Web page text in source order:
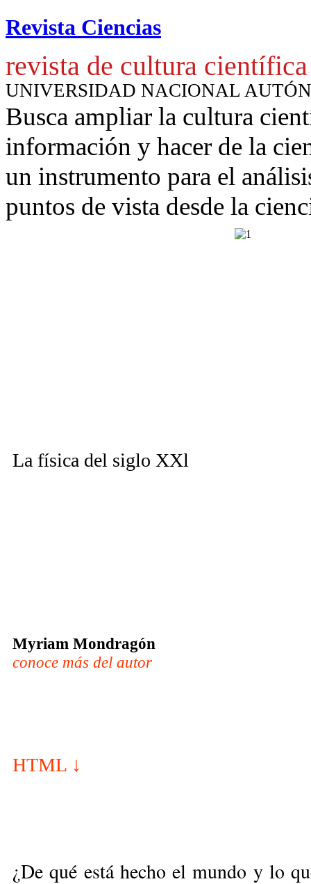
Revista Ciencias
revista de cultura científica
UNIVERSIDAD NACIONAL
Busca ampliar la cultura
información y hacer de la
un instrumento para el
puntos de vista desde la
La física del siglo XXl
Myriam Mondragón
conoce más del autor
HTML ↓
¿De qué está hecho el mundo y lo